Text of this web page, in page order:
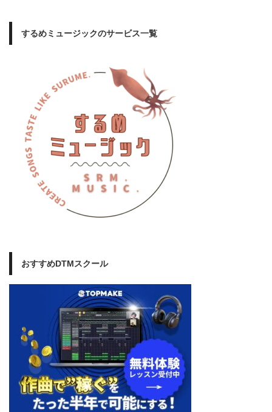
するめミュージックのサービス一覧
おすすめDTMスクール